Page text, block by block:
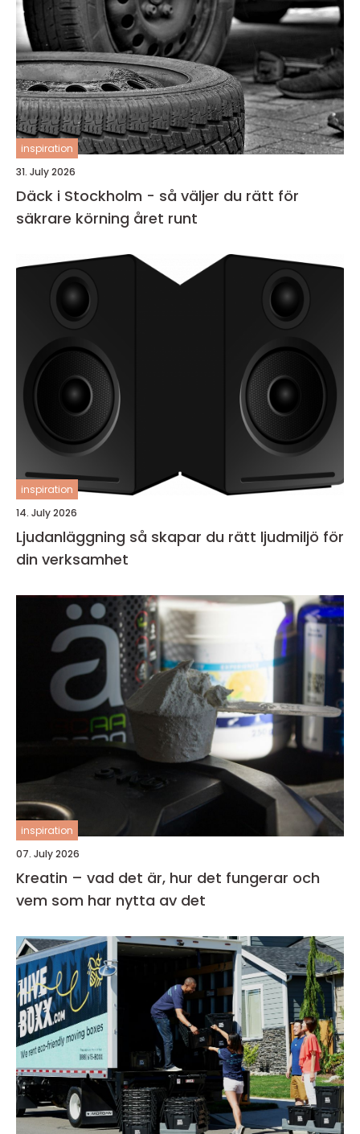
inspiration
31. July 2026
Däck i Stockholm - så väljer du rätt för
säkrare körning året runt
inspiration
14. July 2026
Ljudanläggning så skapar du rätt ljudmiljö för
din verksamhet
inspiration
07. July 2026
Kreatin – vad det är, hur det fungerar och
vem som har nytta av det